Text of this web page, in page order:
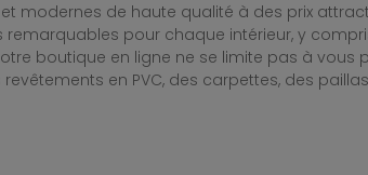
modernes de haute qualité à des prix
pour chaque intérieur, y
boutique en ligne ne se limite pas à vous
en PVC, des carpettes, des